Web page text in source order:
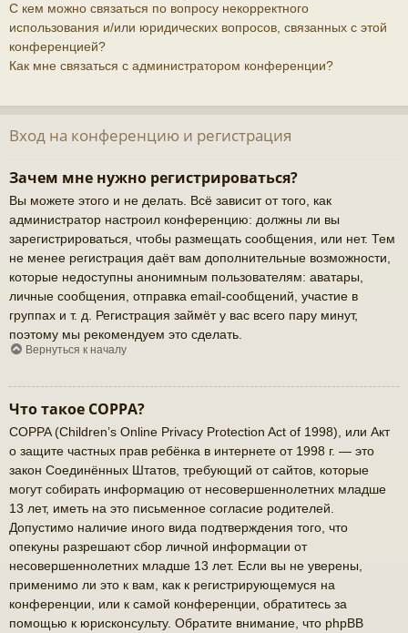
С кем можно связаться по вопросу некорректного
использования и/или юридических вопросов, связанных с этой
конференцией?
Как мне связаться с администратором конференции?
Вход на конференцию и регистрация
Зачем мне нужно регистрироваться?
Вы можете этого и не делать. Всё зависит от того, как
администратор настроил конференцию: должны ли вы
зарегистрироваться, чтобы размещать сообщения, или нет. Тем
не менее регистрация даёт вам дополнительные возможности,
которые недоступны анонимным пользователям: аватары,
личные сообщения, отправка email-сообщений, участие в
группах и т. д. Регистрация займёт у вас всего пару минут,
поэтому мы рекомендуем это сделать.
Вернуться к началу
Что такое COPPA?
COPPA (Children’s Online Privacy Protection Act of 1998), или Акт
о защите частных прав ребёнка в интернете от 1998 г. — это
закон Соединённых Штатов, требующий от сайтов, которые
могут собирать информацию от несовершеннолетних младше
13 лет, иметь на это письменное согласие родителей.
Допустимо наличие иного вида подтверждения того, что
опекуны разрешают сбор личной информации от
несовершеннолетних младше 13 лет. Если вы не уверены,
применимо ли это к вам, как к регистрирующемуся на
конференции, или к самой конференции, обратитесь за
помощью к юрисконсульту. Обратите внимание, что phpBB